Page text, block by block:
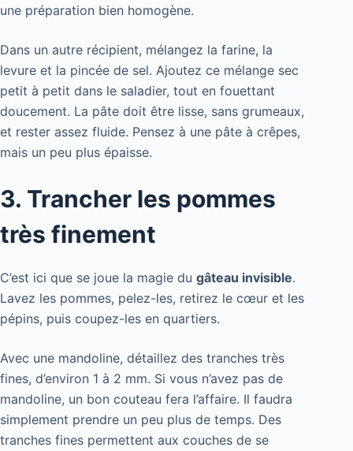
une préparation bien homogène.
Dans un autre récipient, mélangez la farine, la
levure et la pincée de sel. Ajoutez ce mélange sec
petit à petit dans le saladier, tout en fouettant
doucement. La pâte doit être lisse, sans grumeaux,
et rester assez fluide. Pensez à une pâte à crêpes,
mais un peu plus épaisse.
3. Trancher les pommes
très finement
C’est ici que se joue la magie du gâteau invisible.
Lavez les pommes, pelez-les, retirez le cœur et les
pépins, puis coupez-les en quartiers.
Avec une mandoline, détaillez des tranches très
fines, d’environ 1 à 2 mm. Si vous n’avez pas de
mandoline, un bon couteau fera l’affaire. Il faudra
simplement prendre un peu plus de temps. Des
tranches fines permettent aux couches de se